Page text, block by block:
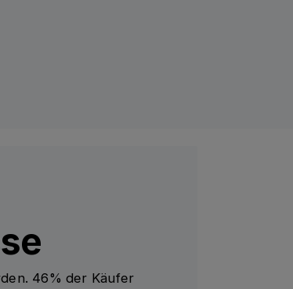
46% der Käufer